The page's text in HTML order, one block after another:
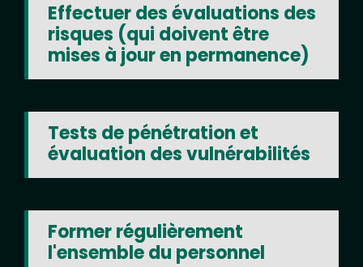
Effectuer des évaluations des
risques (qui doivent être
mises à jour en permanence)
Tests de pénétration et
évaluation des vulnérabilités
Former régulièrement
l'ensemble du personnel